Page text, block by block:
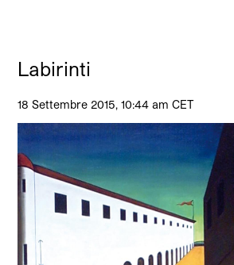
Labirinti
18 Settembre 2015, 10:44 am CET